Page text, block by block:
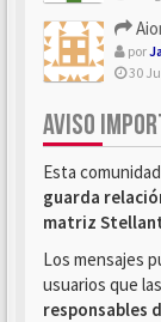
por
30
AVISO
Esta
guarda
matriz
Los mensajes
usuarios que
responsables